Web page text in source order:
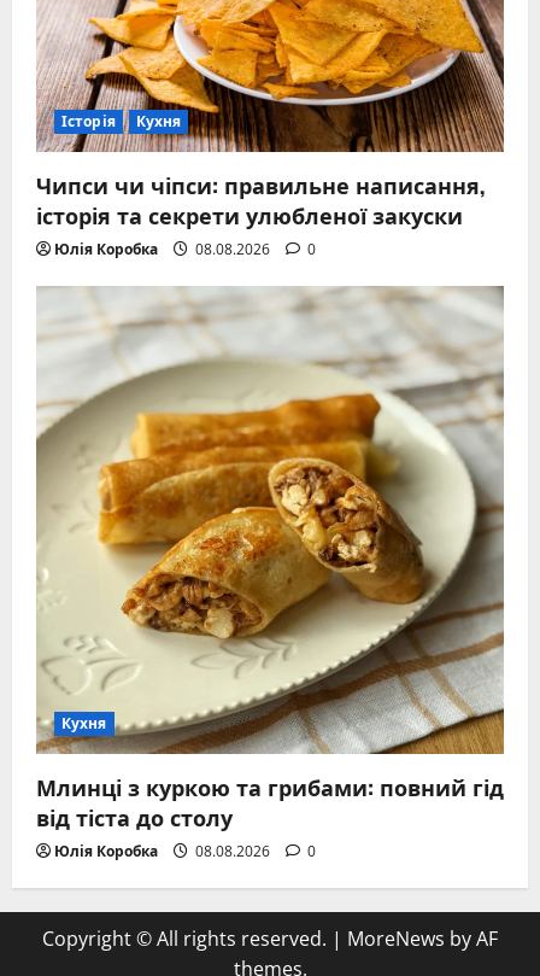
Історія Кухня
Чипси чи чіпси: правильне написання,
історія та секрети улюбленої закуски
Юлія Коробка 08.08.2026 0
Кухня
Млинці з куркою та грибами: повний гід
від тіста до столу
Юлія Коробка 08.08.2026 0
Copyright © All rights reserved. | MoreNews by AF
themes.